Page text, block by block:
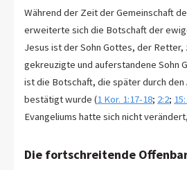
Während der Zeit der Gemeinschaft
erweiterte sich die Botschaft der
Jesus ist der Sohn Gottes, der Retter, zu Jesus ist der
gekreuzigte und auferstandene Sohn
ist die Botschaft, die später durch den
bestätigt wurde (1 Kor. 1:17-18; 2:2;
Evangeliums hatte sich nicht
Die fortschreitende